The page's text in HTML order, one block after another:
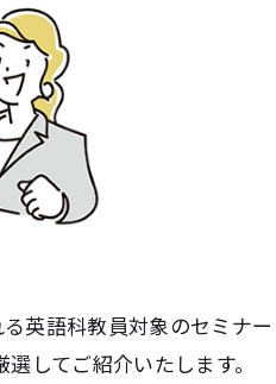
英語科教員対象のセミナー
してご紹介いたします。